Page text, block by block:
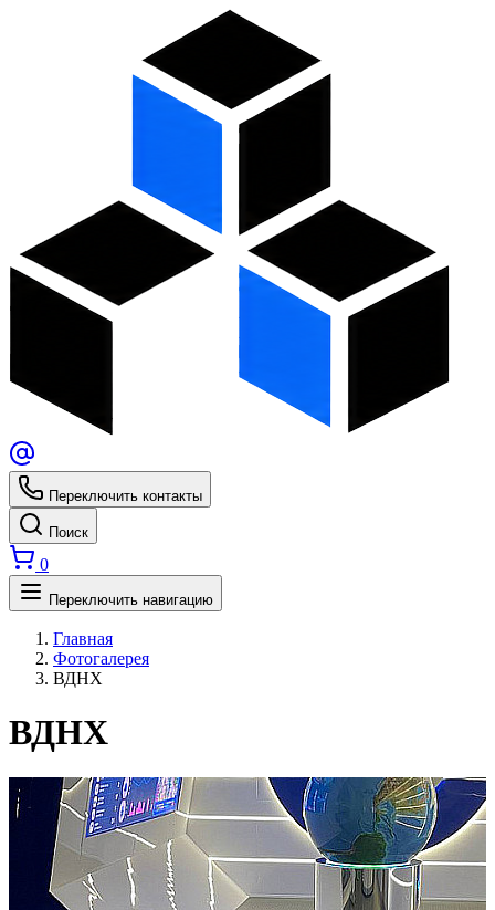
Переключить контакты
Поиск
0
Переключить навигацию
Главная
Фотогалерея
ВДНХ
ВДНХ